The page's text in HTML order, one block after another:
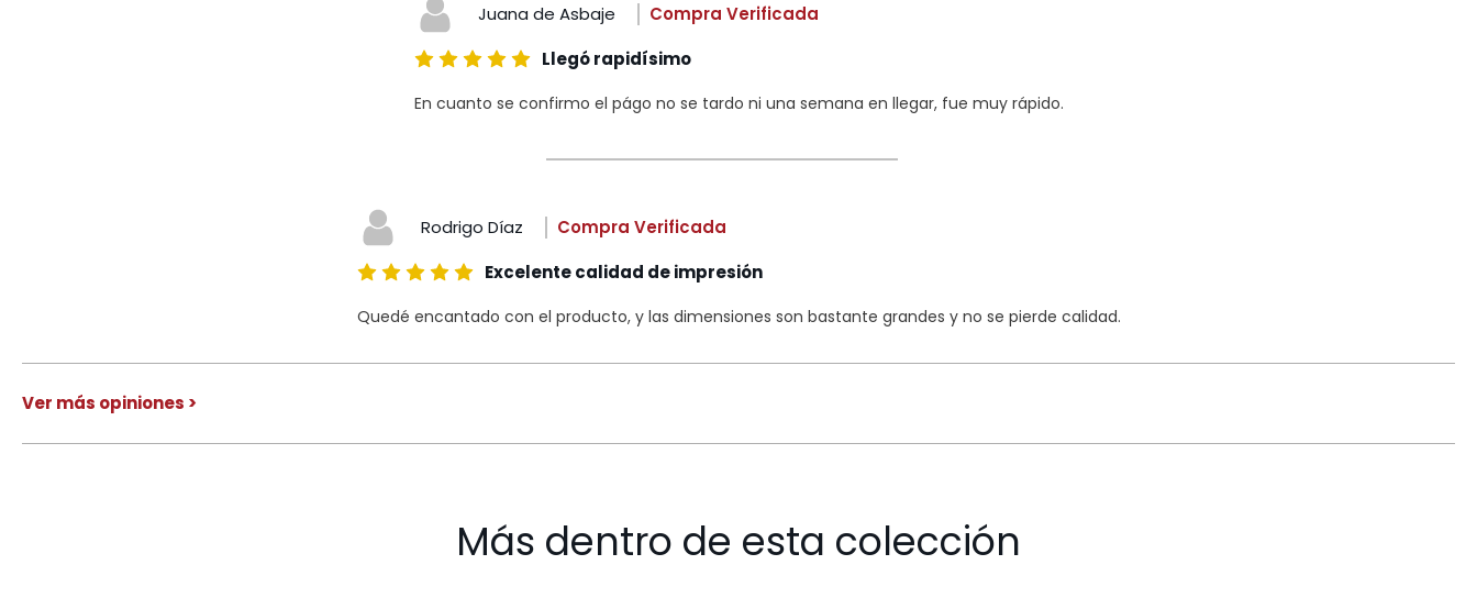
Juana de Asbaje
Compra Verificada
Llegó rapidísimo
En cuanto se confirmo el págo no se tardo ni una semana en llegar, fue muy rápido.
Rodrigo Díaz
Compra Verificada
Excelente calidad de impresión
Quedé encantado con el producto, y las dimensiones son bastante grandes y no se pierde calidad.
Ver más opiniones >
Más dentro de esta colección